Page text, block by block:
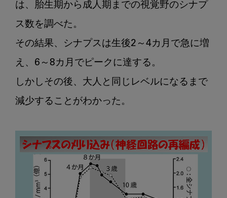
は、胎生期から成人期までの視覚野のシナプ
ス数を調べた。
その結果、シナプスは生後2～4カ月で急に増
え、6～8カ月でピークに達する。
しかしその後、大人と同じレベルになるまで
減少することがわかった。